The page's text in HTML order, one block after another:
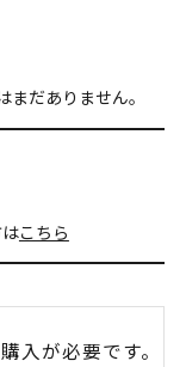
まだありません。
こちら
入が必要です。